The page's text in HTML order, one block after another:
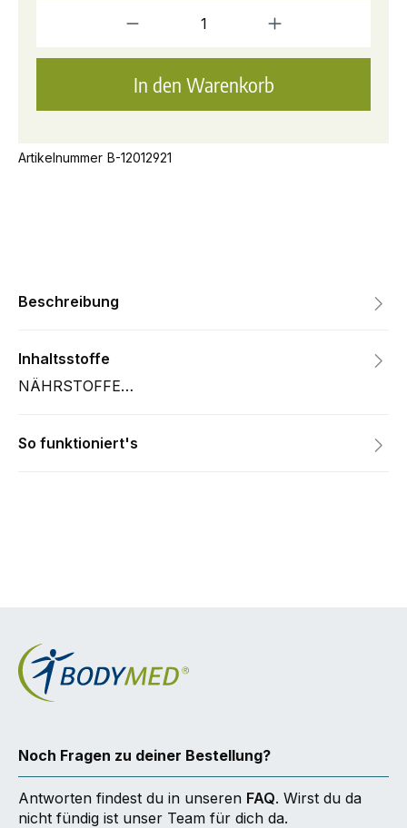
In den Warenkorb
Artikelnummer B-12012921
Beschreibung
Inhaltsstoffe
NÄHRSTOFFE…
So funktioniert's
Noch Fragen zu deiner Bestellung?
Antworten findest du in unseren FAQ. Wirst du da
nicht fündig ist unser Team für dich da.